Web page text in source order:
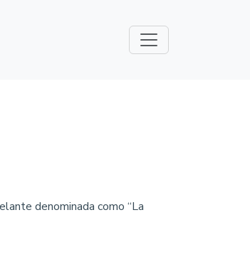
denominada como “La